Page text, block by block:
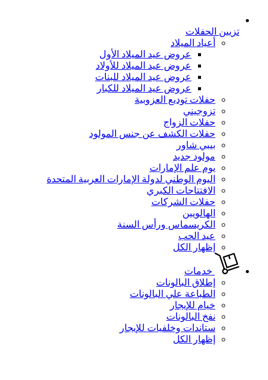
تزيين الحفلات
أعياد الميلاد
عروض عيد الميلاد الأول
عروض عيد الميلاد للأولاد
عروض عيد الميلاد للبنات
عروض عيد الميلاد للكبار
حفلات توديع العزوبية
تزوجيني
حفلات الزواج
حفلات الكشف عن جنس المولود
بيبي شاور
مولود جديد
يوم علم الإمارات
اليوم الوطني لدولة الإمارات العربية المتحدة
الافتتاحات الكبري
حفلات الشركات
الهالويين
الكريسماس ورأس السنة
عيد الحب
إظهار الكل
خدمات
إطلاق البالونات
الطباعة علي البالونات
خيام للإيجار
نفخ البالونات
ستاندات وخلفيات للإيجار
إظهار الكل